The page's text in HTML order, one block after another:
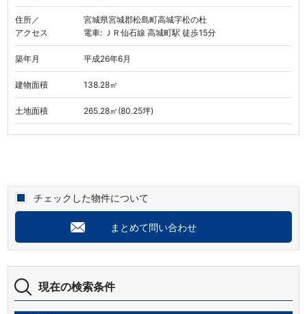
現在の検索条件
住所／
アクセス
宮城県宮城郡松島町高城字松の杜
電車: ＪＲ仙石線 高城町駅 徒歩15分
築年月 平成26年6月
建物面積 138.28㎡
土地面積 265.28㎡(80.25坪)
チェックした物件について
まとめて問い合わせ